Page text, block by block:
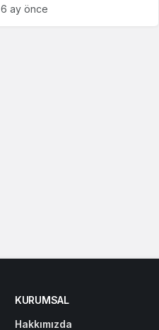
Mahallesi’ndeydi
6 ay önce
KURUMSAL
Hakkımızda